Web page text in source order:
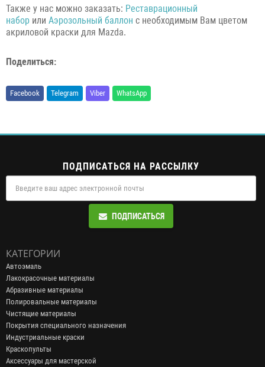
Также у нас можно заказать: Реставрационный
набор или Аэрозольный баллон с необходимым Вам цветом
акриловой краски для Mazda.
Поделиться:
Facebook Telegram Viber WhatsApp
ПОДПИСАТЬСЯ НА РАССЫЛКУ
ПОДПИСАТЬСЯ
КАТЕГОРИИ
Автоэмаль
Лакокрасочные материалы
Абразивные материалы
Полировальные материалы
Чистящие материалы
Покрытия специального назначения
Индустриальные краски
Краскопульты
Аксессуары для мастерской